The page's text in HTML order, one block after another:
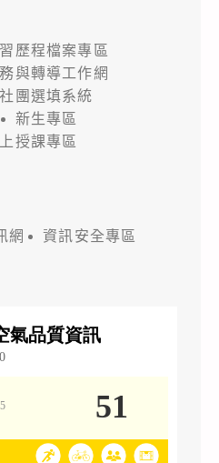
歷程檔案專區
與轉導工作網
社團選填系統
新生專區
授課專區
網
資訊安全專區